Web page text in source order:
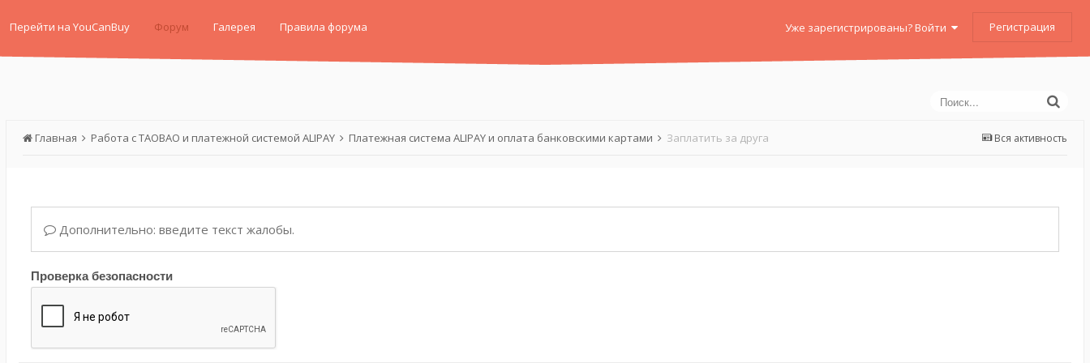
Перейти на YouCanBuy Форум Галерея Правила форума Уже зарегистрированы? Войти Регистрация
Вся активность
Главная Работа с TAOBAO и платежной системой ALIPAY Платежная система ALIPAY и оплата банковскими картами Заплатить за друга
Дополнительно: введите текст жалобы.
Проверка безопасности